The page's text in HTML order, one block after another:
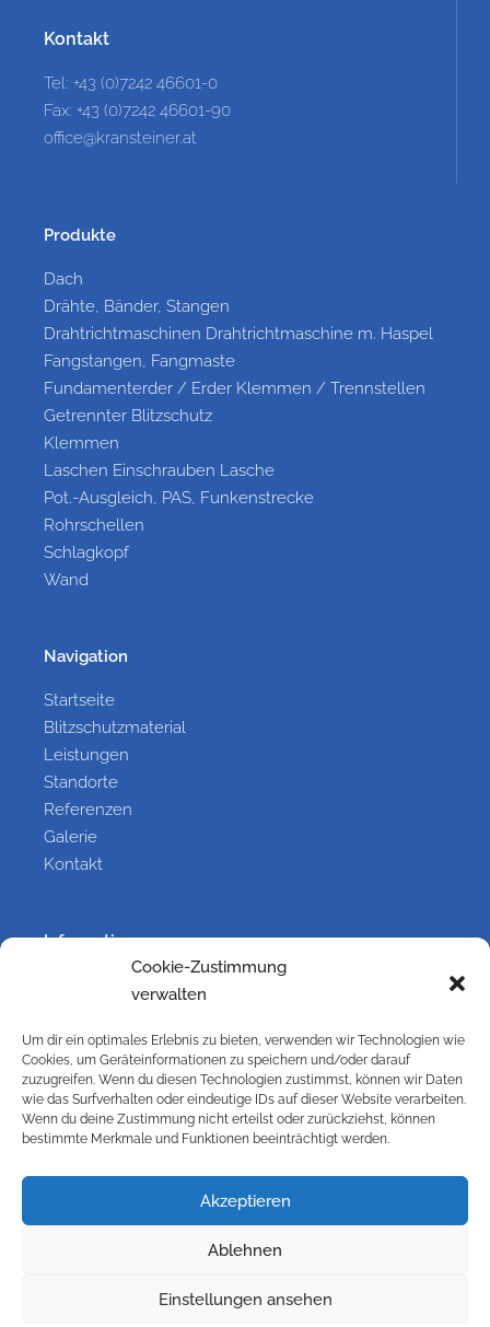
Cookie-Zustimmung
verwalten
Um dir ein optimales Erlebnis zu bieten, verwenden wir Technologien wie
Cookies, um Geräteinformationen zu speichern und/oder darauf
zuzugreifen. Wenn du diesen Technologien zustimmst, können wir Daten
wie das Surfverhalten oder eindeutige IDs auf dieser Website verarbeiten.
Wenn du deine Zustimmung nicht erteilst oder zurückziehst, können
bestimmte Merkmale und Funktionen beeinträchtigt werden.
Akzeptieren
Ablehnen
Einstellungen ansehen
Kontakt
Tel: +43 (0)7242 46601-0
Fax: +43 (0)7242 46601-90
office@kransteiner.at
Produkte
Dach
Drähte, Bänder, Stangen
Drahtrichtmaschinen Drahtrichtmaschine m. Haspel
Fangstangen, Fangmaste
Fundamenterder / Erder Klemmen / Trennstellen
Getrennter Blitzschutz
Klemmen
Laschen Einschrauben Lasche
Pot.-Ausgleich, PAS, Funkenstrecke
Rohrschellen
Schlagkopf
Wand
Navigation
Startseite
Blitzschutzmaterial
Leistungen
Standorte
Referenzen
Galerie
Kontakt
Information
Versandbedingungen
Widerrufsbelehrung
Cookie-Richtlinie (EU)
Datenschutzbelehrung
AGB
Galerie
© 2024 Kransteiner GmbH – Blitzschutzanlagen,